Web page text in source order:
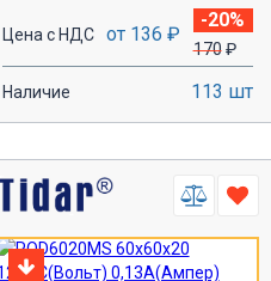
Цена с НДС от 136 ₽
-20%
170₽
Наличие 113 шт